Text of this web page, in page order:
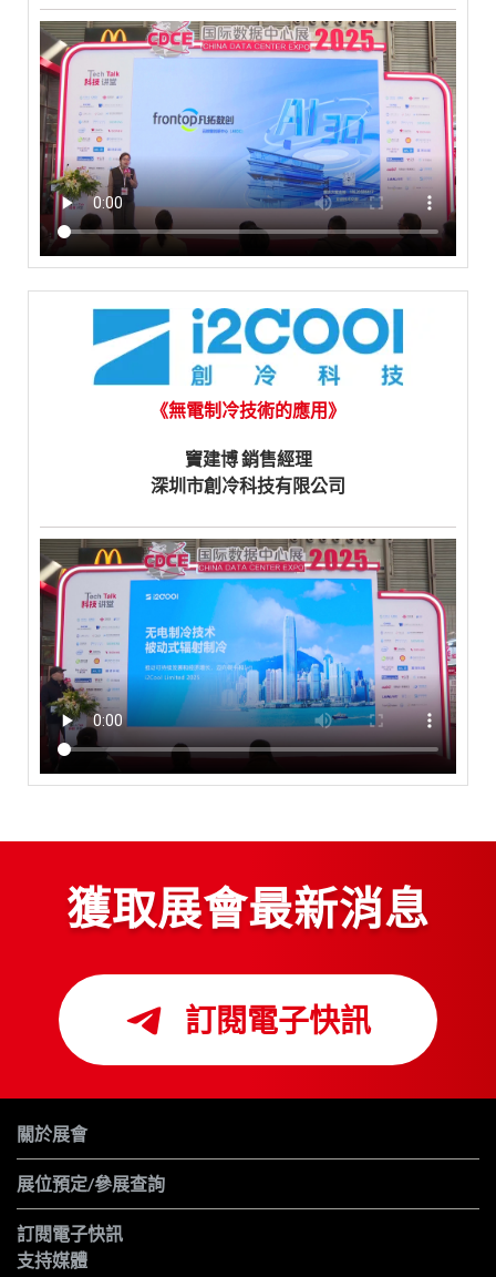
《無電制冷技術的應用》
竇建博 銷售經理
深圳市創冷科技有限公司
獲取展會最新消息
訂閱電子快訊
關於展會
展位預定/參展查詢
訂閱電子快訊
支持媒體